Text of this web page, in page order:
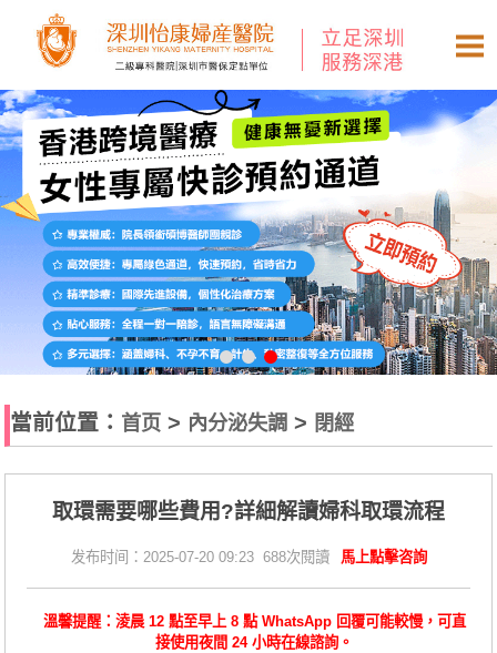
當前位置： 首页 > 內分泌失調 > 閉經
取環需要哪些費用?詳細解讀婦科取環流程
发布时间：2025-07-20 09:23 688次閱讀 馬上點擊咨詢
溫馨提醒：淩晨 12 點至早上 8 點 WhatsApp 回覆可能較慢，可直
接使用夜間 24 小時在線諮詢。